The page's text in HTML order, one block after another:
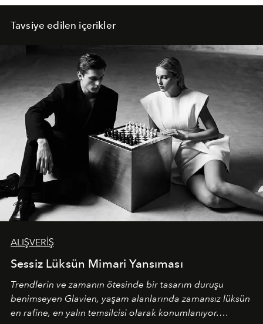
Tavsiye edilen içerikler
ALIŞVERİŞ
Sessiz Lüksün Mimari Yansıması
Trendlerin ve zamanın ötesinde bir tasarım duruşu
benimseyen Glavien, yaşam alanlarında zamansız lüksün
en rafine, en yalın temsilcisi olarak konumlanıyor.